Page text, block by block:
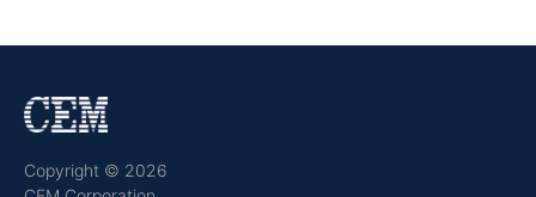
Copyright © 2026